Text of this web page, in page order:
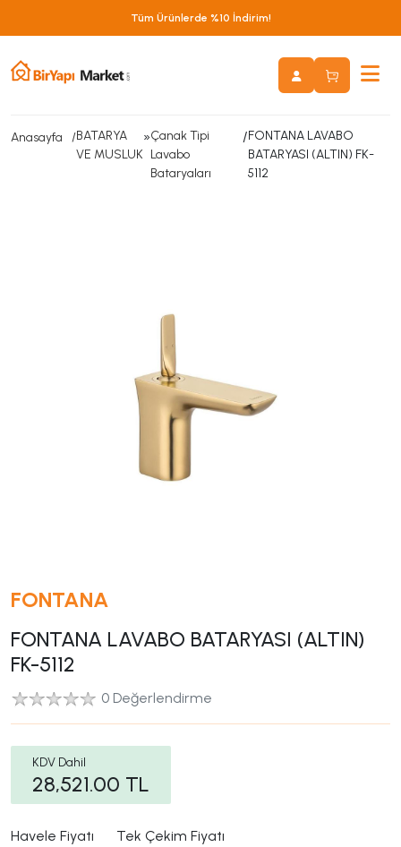
Tüm Ürünlerde %10 İndirim!
Anasayfa
BATARYA
VE MUSLUK
»Çanak Tipi
Lavabo
Bataryaları
/FONTANA LAVABO
BATARYASI (ALTIN) FK-
5112
FONTANA
FONTANA LAVABO BATARYASI (ALTIN)
FK-5112
0 Değerlendirme
KDV Dahil
28,521.00 TL
Havele Fiyatı Tek Çekim Fiyatı